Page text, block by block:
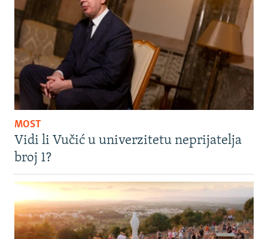
MOST
Vidi li Vučić u univerzitetu neprijatelja
broj 1?